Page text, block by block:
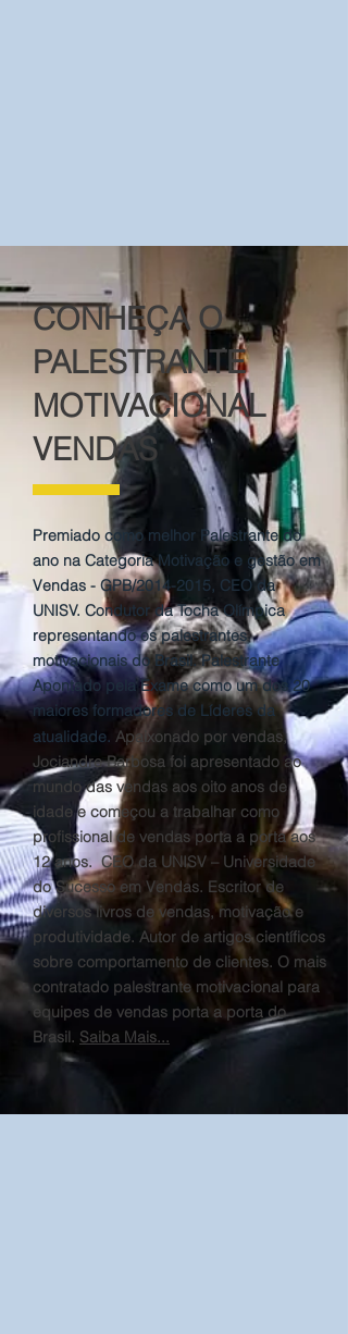
CONHEÇA O
PALESTRANTE
MOTIVACIONAL
VENDAS
Premiado como melhor Palestrante do
ano na Categoria Motivação e gestão em
Vendas - GPB/2014-2015, CEO da
UNISV. Condutor da Tocha Olímpica
representando os palestrantes
motivacionais do Brasil. Palestrante
Apontado pela Exame como um dos 20
maiores formadores de Líderes da
atualidade. Apaixonado por vendas,
Jociandre Barbosa foi apresentado ao
mundo das vendas aos oito anos de
idade e começou a trabalhar como
profissional de vendas porta a porta aos
12 anos. CEO da UNISV – Universidade
do Sucesso em Vendas. Escritor de
diversos livros de vendas, motivação e
produtividade. Autor de artigos científicos
sobre comportamento de clientes. O mais
contratado palestrante motivacional para
equipes de vendas porta a porta do
Brasil. Saiba Mais...